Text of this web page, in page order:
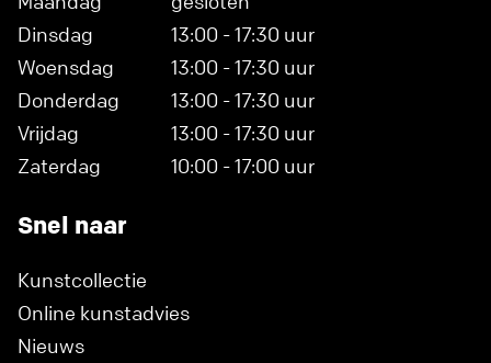
Dinsdag
13:00 - 17:30 uur
Woensdag
13:00 - 17:30 uur
Donderdag
13:00 - 17:30 uur
Vrijdag
13:00 - 17:30 uur
Zaterdag
10:00 - 17:00 uur
Snel naar
Kunstcollectie
Online kunstadvies
Nieuws